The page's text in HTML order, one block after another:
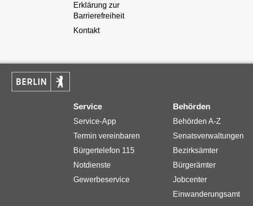
Erklärung zur
Barrierefreiheit
Kontakt
Service
Service-App
Termin vereinbaren
Bürgertelefon 115
Notdienste
Gewerbeservice
Behörden
Behörden A-Z
Senatsverwaltungen
Bezirksämter
Bürgerämter
Jobcenter
Einwanderungsamt